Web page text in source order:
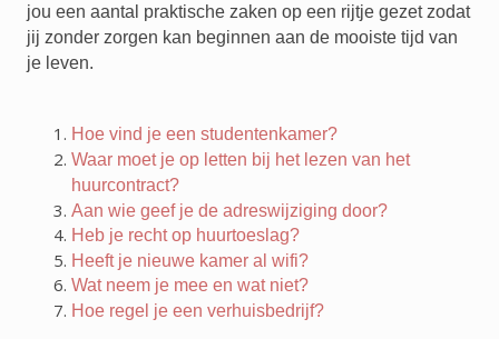
jou een aantal praktische zaken op een rijtje gezet zodat
jij zonder zorgen kan beginnen aan de mooiste tijd van
je leven.
Hoe vind je een studentenkamer?
Waar moet je op letten bij het lezen van het
huurcontract?
Aan wie geef je de adreswijziging door?
Heb je recht op huurtoeslag?
Heeft je nieuwe kamer al wifi?
Wat neem je mee en wat niet?
Hoe regel je een verhuisbedrijf?